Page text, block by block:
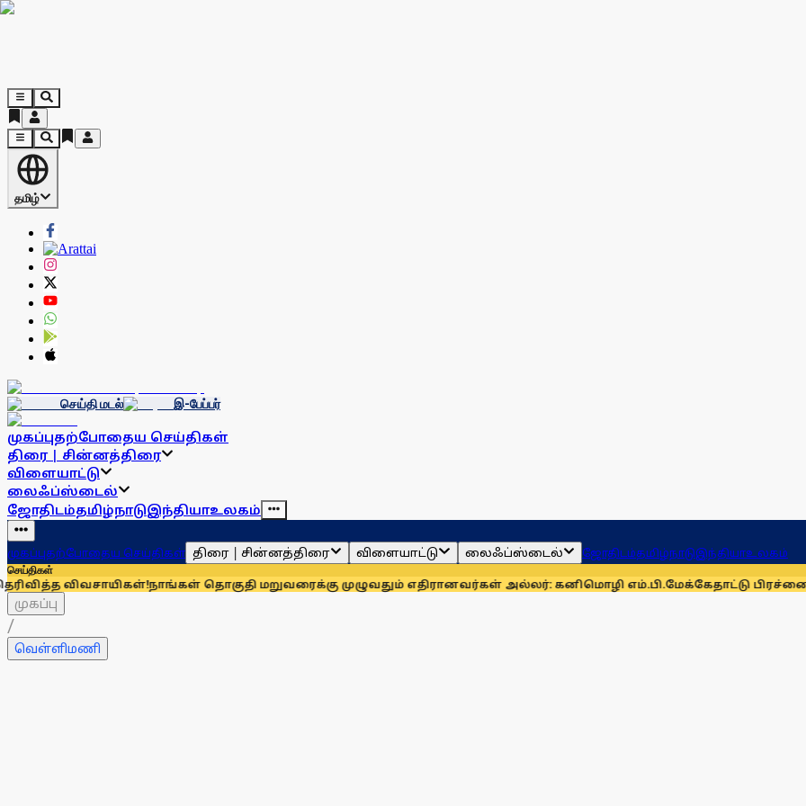
தமிழ்
செய்தி மடல் இ-பேப்பர்
முகப்புதற்போதைய செய்திகள்
திரை | சின்னத்திரை
விளையாட்டு
லைஃப்ஸ்டைல்
ஜோதிடம்தமிழ்நாடுஇந்தியாஉலகம்
முகப்புதற்போதைய செய்திகள் திரை | சின்னத்திரை விளையாட்டு லைஃப்ஸ்டைல் ஜோதிடம்தமிழ்நாடுஇந்தியாஉலகம்
செய்திகள்
நாங்கள் தொகுதி மறுவரைக்கு முழுவதும் எதிரானவர்கள் அல்லர்: கனிமொழி எம்.பி.மேக்கேதாட்டு பிரச்னையை திசை
முகப்பு
/
வெள்ளிமணி